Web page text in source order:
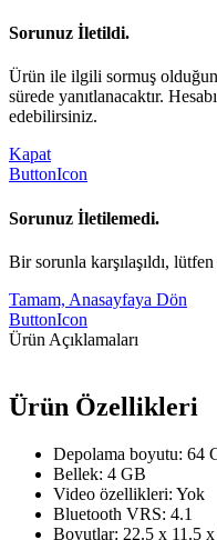
Sorunuz İletildi.
Ürün ile ilgili sormuş
sürede yanıtlanacaktır.
edebilirsiniz.
Kapat
ButtonIcon
Sorunuz İletilemedi.
Bir sorunla karşılaşıldı,
Tamam, Anasayfaya Dön
ButtonIcon
Ürün Açıklamaları
Ürün Özellikleri
Depolama boyutu: 64
Bellek: 4 GB
Video özellikleri: Yok
Bluetooth VRS: 4.1
Boyutlar: 22.5 x 11.5